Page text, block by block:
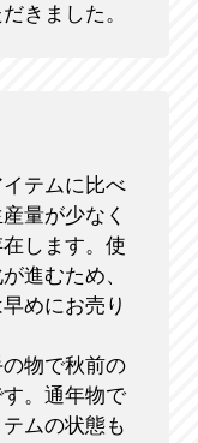
きました。
テムに比べ
量が少なく
します。使
進むため、
めにお売り
物で秋前の
。通年物で
ムの状態も